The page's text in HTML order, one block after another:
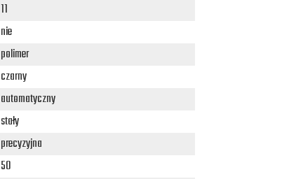
11
nie
polimer
czarny
automatyczny
stały
precyzyjna
50